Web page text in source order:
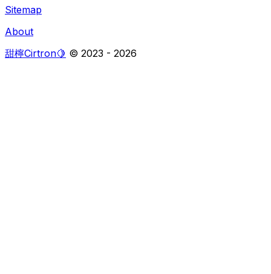
Sitemap
About
甜檸Cirtron🍋 © 2023 - 2026